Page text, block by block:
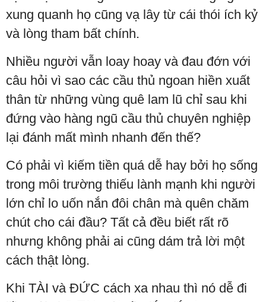
xung quanh họ cũng vạ lây từ cái thói ích kỷ
và lòng tham bất chính.
Nhiều người vẫn loay hoay và đau đớn với
câu hỏi vì sao các cầu thủ ngoan hiền xuất
thân từ những vùng quê lam lũ chỉ sau khi
đứng vào hàng ngũ cầu thủ chuyên nghiệp
lại đánh mất mình nhanh đến thế?
Có phải vì kiếm tiền quá dễ hay bởi họ sống
trong môi trường thiếu lành mạnh khi người
lớn chỉ lo uốn nắn đôi chân mà quên chăm
chút cho cái đầu? Tất cả đều biết rất rõ
nhưng không phải ai cũng dám trả lời một
cách thật lòng.
Khi TÀI và ĐỨC cách xa nhau thì nó dễ đi